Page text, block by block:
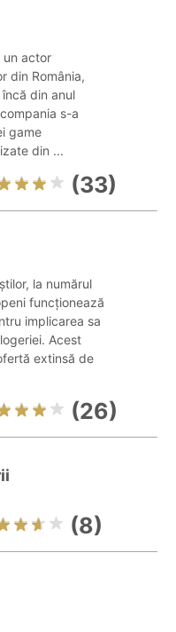
un actor
din România,
din anul
s-a
game
din ...
(33)
la numărul
funcționează
implicarea sa
Acest
extinsă de
(26)
(8)